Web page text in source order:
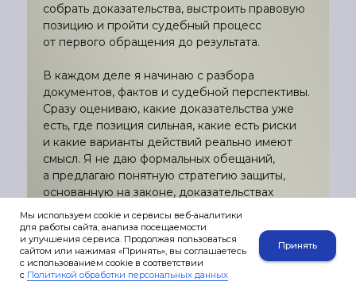
собрать доказательства, выстроить правовую
позицию и пройти судебный процесс
от первого обращения до результата.
В каждом деле я начинаю с разбора
документов, фактов и судебной перспективы.
Сразу оцениваю, какие доказательства уже
есть, где позиция сильная, какие есть риски
и какие варианты действий реально имеют
смысл. Я не даю формальных обещаний,
а предлагаю понятную стратегию защиты,
основанную на законе, доказательствах
и обстоятельствах конкретного дела.
Онлайн консультация
Мы используем cookie и сервисы веб-аналитики
для работы сайта, анализа посещаемости
и улучшения сервиса. Продолжая пользоваться
сайтом или нажимая «Принять», вы соглашаетесь
с использованием cookie в соответствии
с Политикой обработки персональных данных
Принять